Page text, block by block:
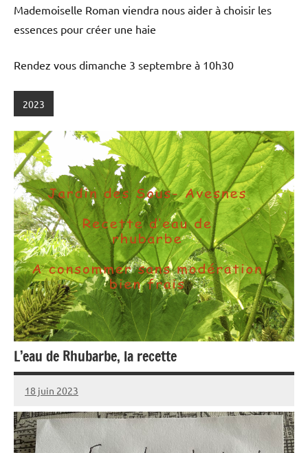
Mademoiselle Roman viendra nous aider à choisir les
essences pour créer une haie
Rendez vous dimanche 3 septembre à 10h30
2023
L’eau de Rhubarbe, la recette
18 juin 2023
admin